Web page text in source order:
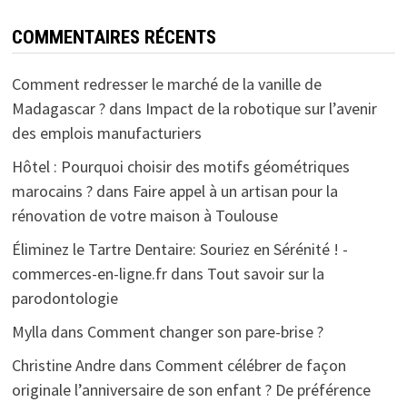
COMMENTAIRES RÉCENTS
Comment redresser le marché de la vanille de
Madagascar ?dans Impact de la robotique sur l’avenir
des emplois manufacturiers
Hôtel : Pourquoi choisir des motifs géométriques
marocains ?dans Faire appel à un artisan pour la
rénovation de votre maison à Toulouse
Éliminez le Tartre Dentaire: Souriez en Sérénité ! -
commerces-en-ligne.frdans Tout savoir sur la
parodontologie
Mylla dans Comment changer son pare-brise ?
Christine Andredans Comment célébrer de façon
originale l’anniversaire de son enfant ? De préférence